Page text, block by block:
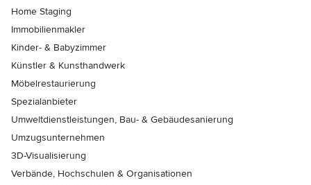
Home Staging
Immobilienmakler
Kinder- & Babyzimmer
Künstler & Kunsthandwerk
Möbelrestaurierung
Spezialanbieter
Umweltdienstleistungen, Bau- & Gebäudesanierung
Umzugsunternehmen
3D-Visualisierung
Verbände, Hochschulen & Organisationen